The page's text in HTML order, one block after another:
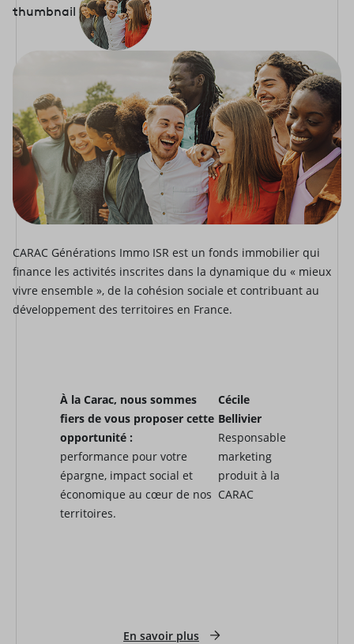
thumbnail
CARAC Générations Immo ISR est un fonds immobilier qui
finance les activités inscrites dans la dynamique du « mieux
vivre ensemble », de la cohésion sociale et contribuant au
développement des territoires en France.
À la Carac, nous sommes
fiers de vous proposer cette
opportunité :
performance pour votre
épargne, impact social et
économique au cœur de nos
territoires.
Cécile
Bellivier
Responsable
marketing
produit à la
CARAC
En savoir plus